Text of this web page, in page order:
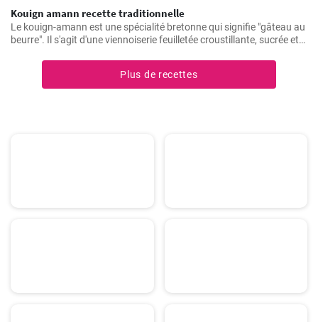
Kouign amann recette traditionnelle
Le kouign-amann est une spécialité bretonne qui signifie "gâteau au
beurre". Il s'agit d'une viennoiserie feuilletée croustillante, sucrée et
résultat en vaut vraiment la peine !
Plus de recettes